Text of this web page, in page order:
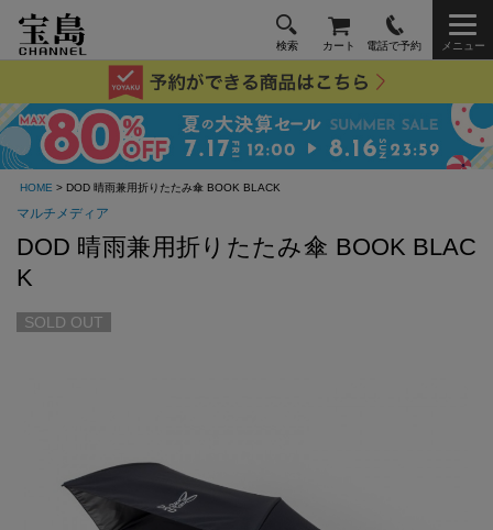
検索 カート 電話で予約 メニュー
HOME > DOD 晴雨兼用折りたたみ傘 BOOK BLACK
マルチメディア
DOD 晴雨兼用折りたたみ傘 BOOK BLAC
K
SOLD OUT